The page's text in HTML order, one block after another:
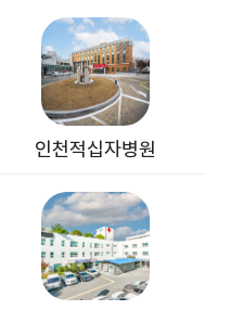
인천적십자병원
(새 창)
(새 창)